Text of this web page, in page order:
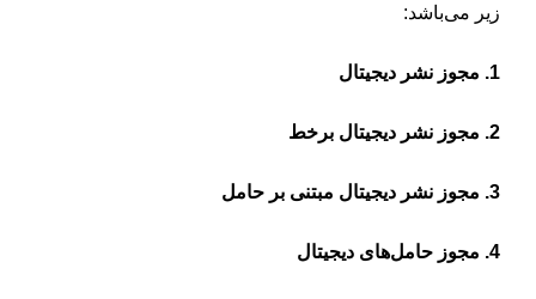
زیر می‌باشد:
1. مجوز نشر دیجیتال
2. مجوز نشر دیجیتال برخط
3. مجوز نشر دیجیتال مبتنی بر حامل
4. مجوز حامل‌های دیجیتال